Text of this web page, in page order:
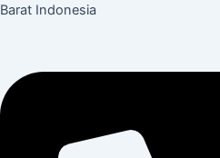
Barat Indonesia